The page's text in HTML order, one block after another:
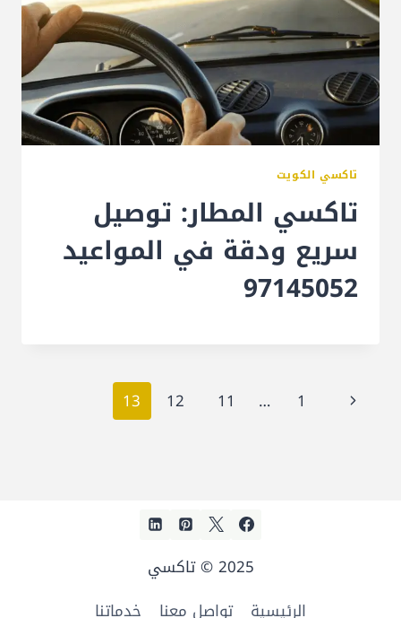
تاكسي الكويت
تاكسي المطار: توصيل
سريع ودقة في المواعيد
97145052
تنقل
الصفحة
1
…
11
12
13
2025 © تاكسي
الرئيسية
تواصل معنا خدماتنا